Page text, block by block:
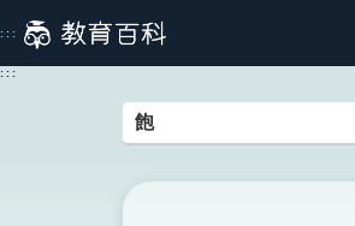
到
主
:::
:::